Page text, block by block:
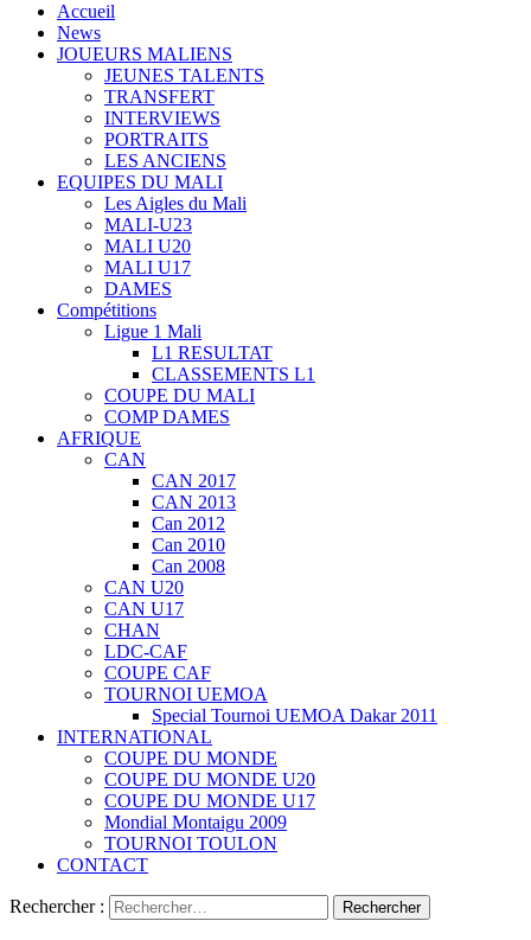
Accueil
News
JOUEURS MALIENS
JEUNES TALENTS
TRANSFERT
INTERVIEWS
PORTRAITS
LES ANCIENS
EQUIPES DU MALI
Les Aigles du Mali
MALI-U23
MALI U20
MALI U17
DAMES
Compétitions
Ligue 1 Mali
L1 RESULTAT
CLASSEMENTS L1
COUPE DU MALI
COMP DAMES
AFRIQUE
CAN
CAN 2017
CAN 2013
Can 2012
Can 2010
Can 2008
CAN U20
CAN U17
CHAN
LDC-CAF
COUPE CAF
TOURNOI UEMOA
Special Tournoi UEMOA Dakar 2011
INTERNATIONAL
COUPE DU MONDE
COUPE DU MONDE U20
COUPE DU MONDE U17
Mondial Montaigu 2009
TOURNOI TOULON
CONTACT
Rechercher :